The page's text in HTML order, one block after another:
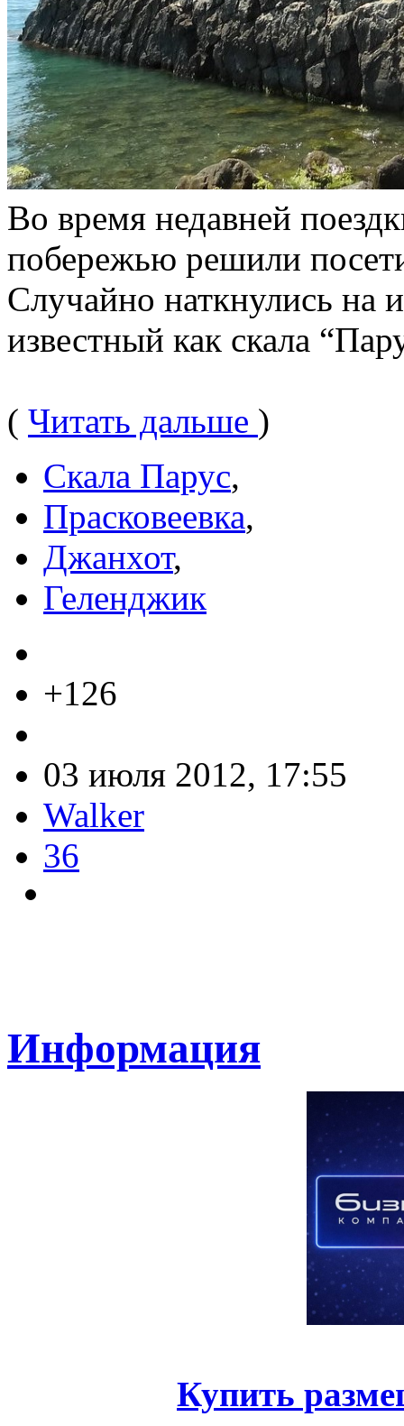
Во время недавней
побережью решили
Случайно наткнулись на
известный как скала
( Читать дальше )
Скала Парус,
Прасковеевка,
Джанхот,
Геленджик
+126
03 июля 2012, 17:55
Walker
36
Информация
Купить